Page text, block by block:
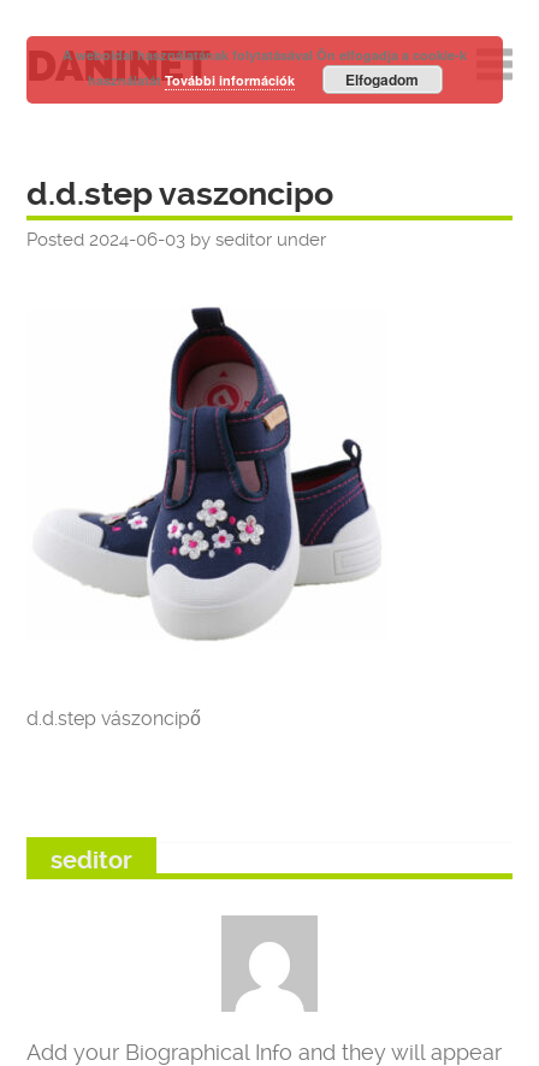
DANINET
d.d.step vaszoncipo
Posted2024-06-03 byseditor under
d.d.step vászoncipő
seditor
Add your Biographical Info and they will appear
A weboldal használatának folytatásával Ön elfogadja a cookie-k
használatátTovábbi információk Elfogadom